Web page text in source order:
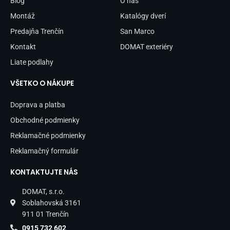
k
-
Montáž
Predajňa Trenčín
Kontakt
Liate podlahy
Katalógy dverí
San Marco
DOMAT exteriéry
VŠETKO O NÁKUPE
Doprava a platba
Obchodné podmienky
Reklamačné podmienky
Reklamačný formulár
KONTAKTUJTE NÁS
DOMAT, s.r.o.
Soblahovská 3161
911 01 Trenčín
0915 732 602